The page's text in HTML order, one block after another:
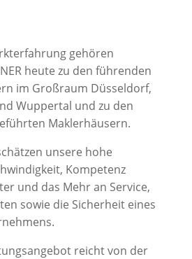
gehören
heute zu den führenden
im Großraum Düsseldorf,
Wuppertal und zu den
Maklerhäusern.
unsere hohe
Kompetenz
und das Mehr an Service,
sowie die Sicherheit eines
reicht von der